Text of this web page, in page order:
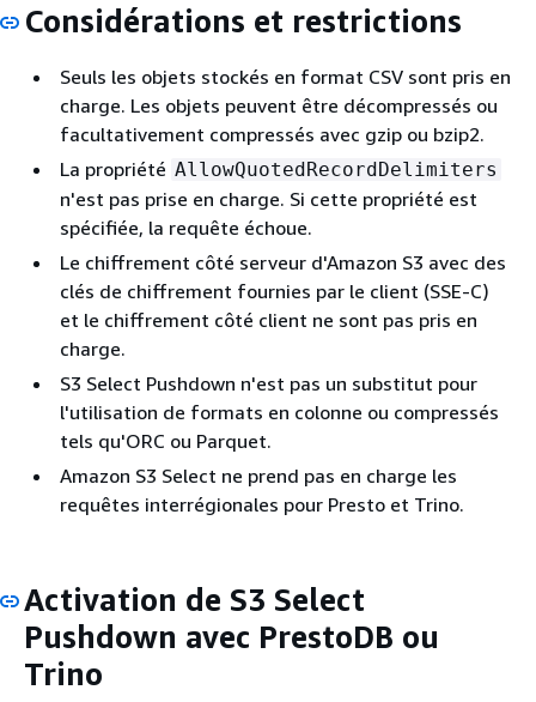
Considérations et restrictions
Seuls les objets stockés en format CSV sont pris en
charge. Les objets peuvent être décompressés ou
facultativement compressés avec gzip ou bzip2.
La propriété AllowQuotedRecordDelimiters
n'est pas prise en charge. Si cette propriété est
spécifiée, la requête échoue.
Le chiffrement côté serveur d'Amazon S3 avec des
clés de chiffrement fournies par le client (SSE-C)
et le chiffrement côté client ne sont pas pris en
charge.
S3 Select Pushdown n'est pas un substitut pour
l'utilisation de formats en colonne ou compressés
tels qu'ORC ou Parquet.
Amazon S3 Select ne prend pas en charge les
requêtes interrégionales pour Presto et Trino.
Activation de S3 Select
Pushdown avec PrestoDB ou
Trino